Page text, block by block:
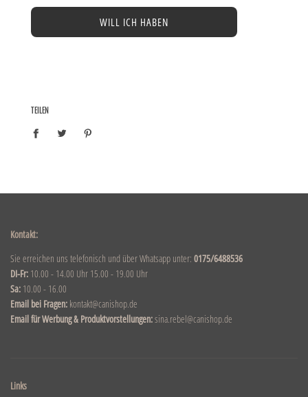
WILL ICH HABEN
TEILEN
Kontakt:
Sie erreichen uns telefonisch und über Whatsapp unter: 0175/6488536
DI-Fr: 10.00 - 14.00 Uhr 15.00 - 19.00 Uhr
Sa: 10.00 - 16.00
Email bei Fragen: kontakt@canishop.de
Email für Werbung & Produktvorstellungen:sina.rebel@canishop.de
Links